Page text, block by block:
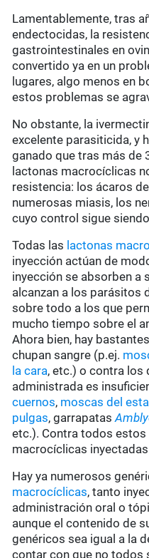
Lamentablemente, tras
endectocidas, la
gastrointestinales en
convertido ya en un
lugares, algo menos en
estos problemas se
No obstante, la
excelente parasiticida, y
ganado que tras más de
lactonas macrocíclicas
resistencia: los ácaros
numerosas miasis, los
cuyo control sigue
Todas las lactonas
inyección actúan de
inyección se absorben a
alcanzan a los parásitos
sobre todo a los que
mucho tiempo sobre el
Ahora bien, hay
chupan sangre (p.ej.
la cara, etc.) o contra los
administrada es
cuernos, moscas del
pulgas, garrapatas
etc.). Contra todos
macrocíclicas
Hay ya numerosos
macrocíclicas, tanto
administración oral o
aunque el contenido de
genéricos sea igual a la
contar con que no todos